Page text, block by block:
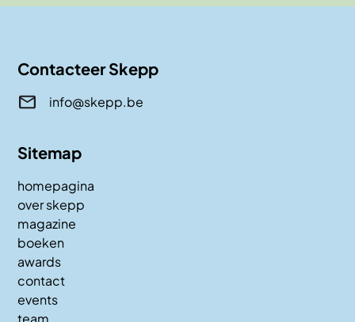
Contacteer Skepp
info@skepp.be
Sitemap
homepagina
over skepp
magazine
boeken
awards
contact
events